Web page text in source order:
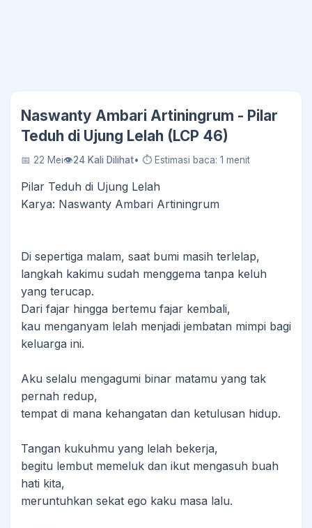
Naswanty Ambari Artiningrum - Pilar
Teduh di Ujung Lelah (LCP 46)
📅 22 Mei👁24 Kali Dilihat• ⏱ Estimasi baca: 1 menit
Pilar Teduh di Ujung Lelah
Karya: Naswanty Ambari Artiningrum
Di sepertiga malam, saat bumi masih terlelap,
langkah kakimu sudah menggema tanpa keluh
yang terucap.
Dari fajar hingga bertemu fajar kembali,
kau menganyam lelah menjadi jembatan mimpi bagi
keluarga ini.
​Aku selalu mengagumi binar matamu yang tak
pernah redup,
tempat di mana kehangatan dan ketulusan hidup.
Tangan kukuhmu yang lelah bekerja,
begitu lembut memeluk dan ikut mengasuh buah
hati kita,
meruntuhkan sekat ego kaku masa lalu.